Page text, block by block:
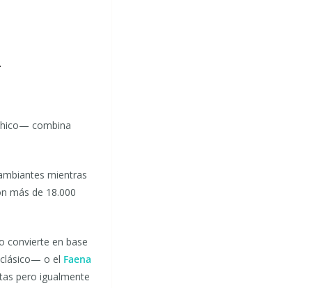
combina
mientras
más de 18.000
convierte en base
o el Faena
pero igualmente